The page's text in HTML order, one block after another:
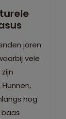
jaren
vele
nog